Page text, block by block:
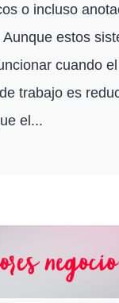
o incluso
estos
cuando el
trabajo es
el...